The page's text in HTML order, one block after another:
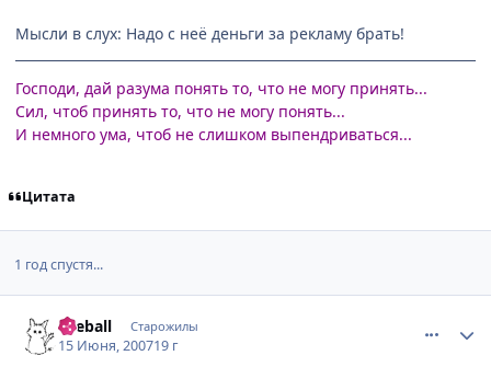
Мысли в слух: Надо с неё деньги за рекламу брать!
Господи, дай разума понять то, что не могу принять...
Сил, чтоб принять то, что не могу понять...
И немного ума, чтоб не слишком выпендриваться...
Цитата
1 год спустя...
fireball Старожилы
15 Июня, 200719 г